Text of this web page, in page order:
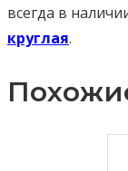
всегда в
круглая.